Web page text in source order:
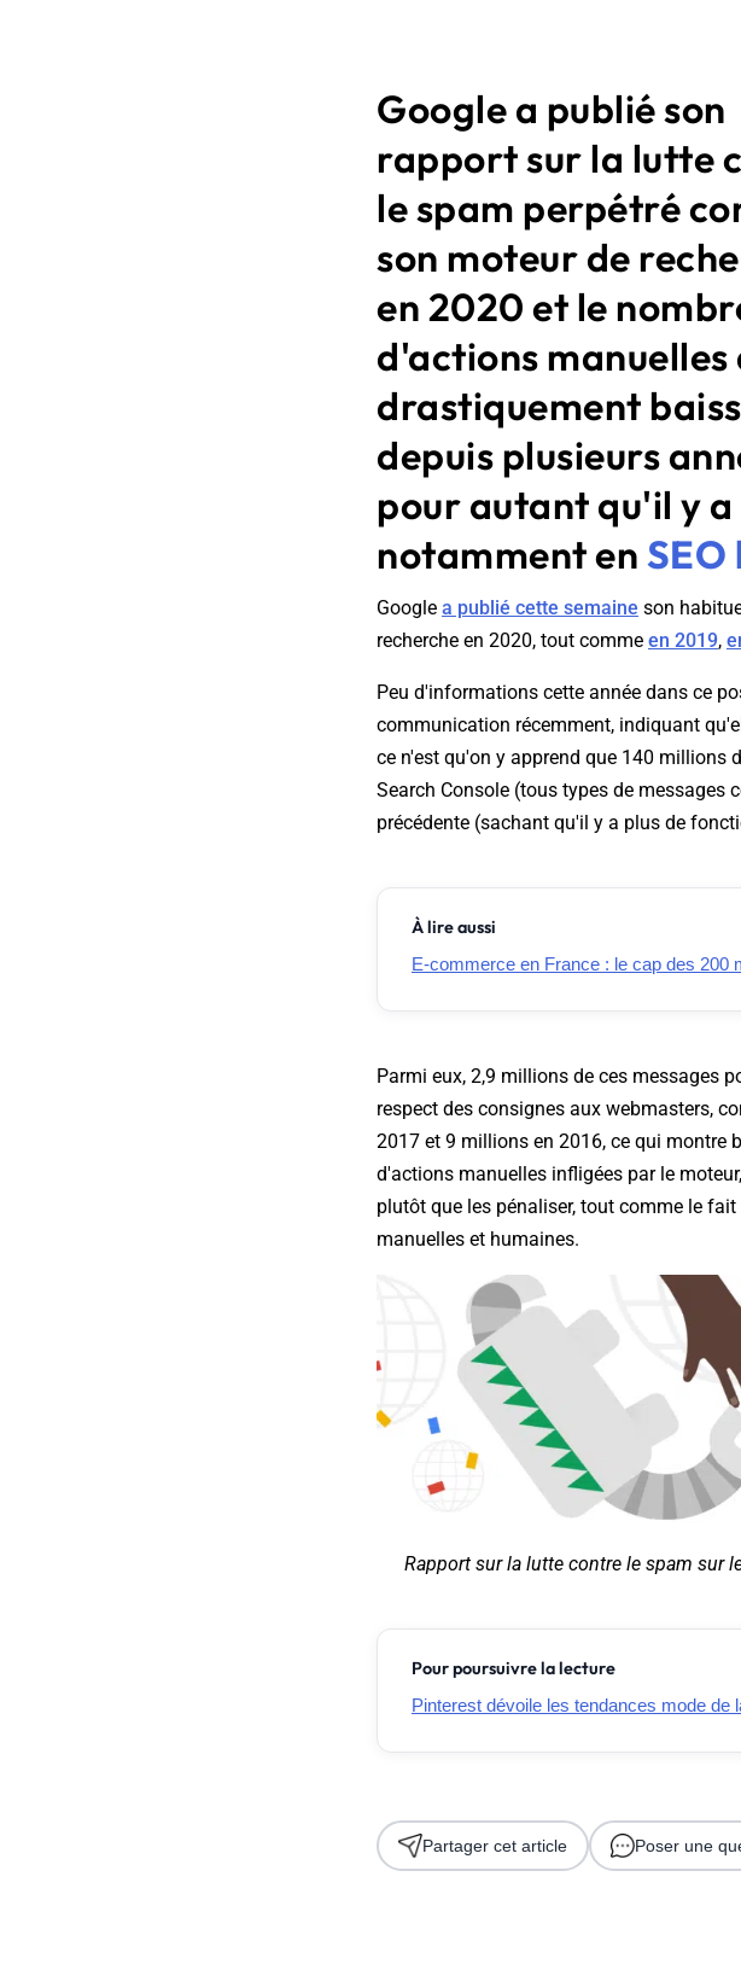
Google a publié son
rapport sur la lutte
le spam perpétré
son moteur de
en 2020 et le
d'actions manuelles
drastiquement
depuis plusieurs
pour autant qu'il y
notamment en
Google a publié cette semaine son
recherche en 2020, tout comme en 2019,
Peu d'informations cette année dans ce
communication récemment, indiquant
ce n'est qu'on y apprend que 140 millions
Search Console (tous types de
précédente (sachant qu'il y a plus de
À lire aussi
E-commerce en France : le cap des 200
Parmi eux, 2,9 millions de ces messages
respect des consignes aux webmasters,
2017 et 9 millions en 2016, ce qui montre
d'actions manuelles infligées par le
plutôt que les pénaliser, tout comme le
manuelles et humaines.
Rapport sur la lutte contre le spam sur
Pour poursuivre la lecture
Pinterest dévoile les tendances mode de
Partager cet article Poser une